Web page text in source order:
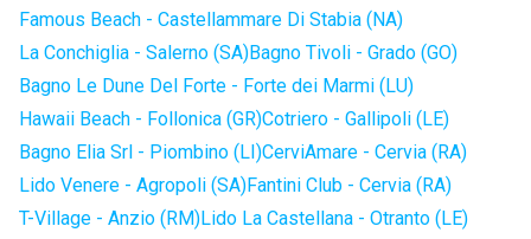
Famous Beach - Castellammare Di Stabia (NA)
La Conchiglia - Salerno (SA)Bagno Tivoli - Grado (GO)
Bagno Le Dune Del Forte - Forte dei Marmi (LU)
Hawaii Beach - Follonica (GR)Cotriero - Gallipoli (LE)
Bagno Elia Srl - Piombino (LI)CerviAmare - Cervia (RA)
Lido Venere - Agropoli (SA)Fantini Club - Cervia (RA)
T-Village - Anzio (RM)Lido La Castellana - Otranto (LE)